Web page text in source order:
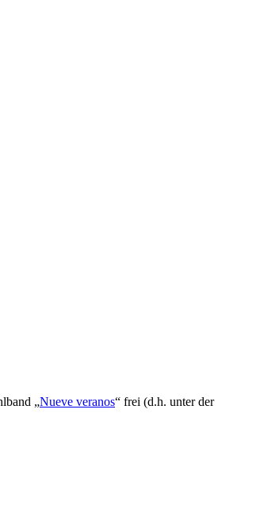
„Nueve veranos“ frei (d.h. unter der